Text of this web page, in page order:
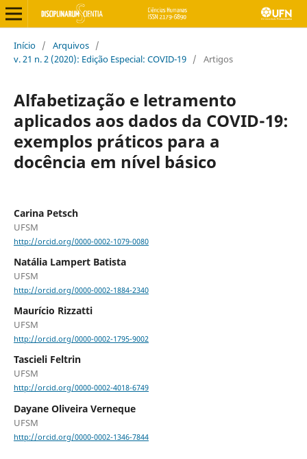
Início / Arquivos /
v. 21 n. 2 (2020): Edição Especial: COVID-19 / Artigos
Alfabetização e letramento
aplicados aos dados da COVID-19:
exemplos práticos para a
docência em nível básico
Carina Petsch
UFSM
http://orcid.org/0000-0002-1079-0080
Natália Lampert Batista
UFSM
http://orcid.org/0000-0002-1884-2340
Maurício Rizzatti
UFSM
http://orcid.org/0000-0002-1795-9002
Tascieli Feltrin
UFSM
http://orcid.org/0000-0002-4018-6749
Dayane Oliveira Verneque
UFSM
http://orcid.org/0000-0002-1346-7844